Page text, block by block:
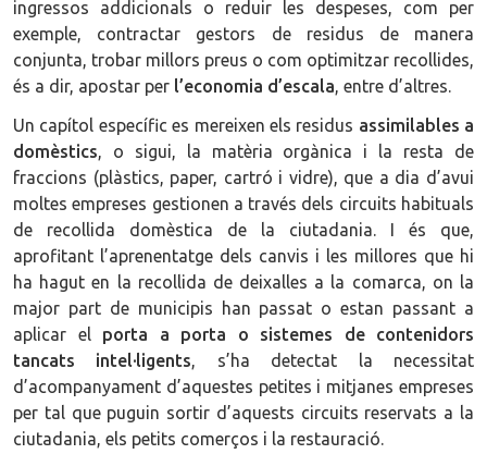
ingressos addicionals o reduir les despeses, com per
exemple, contractar gestors de residus de manera
conjunta, trobar millors preus o com optimitzar recollides,
és a dir, apostar per l’economia d’escala, entre d’altres.
Un capítol específic es mereixen els residus assimilables a
domèstics, o sigui, la matèria orgànica i la resta de
fraccions (plàstics, paper, cartró i vidre), que a dia d’avui
moltes empreses gestionen a través dels circuits habituals
de recollida domèstica de la ciutadania. I és que,
aprofitant l’aprenentatge dels canvis i les millores que hi
ha hagut en la recollida de deixalles a la comarca, on la
major part de municipis han passat o estan passant a
aplicar el porta a porta o sistemes de contenidors
tancats intel·ligents, s’ha detectat la necessitat
d’acompanyament d’aquestes petites i mitjanes empreses
per tal que puguin sortir d’aquests circuits reservats a la
ciutadania, els petits comerços i la restauració.